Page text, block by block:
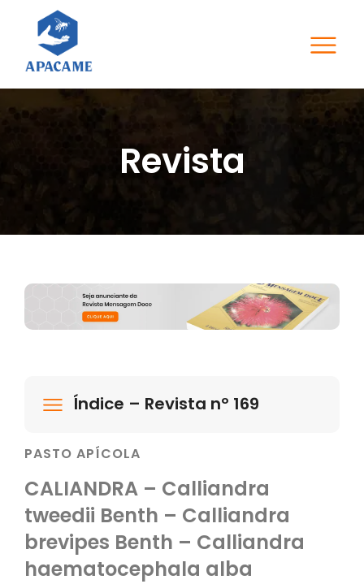
Revista
Índice – Revista nº 169
PASTO APÍCOLA
CALIANDRA – Calliandra
tweedii Benth – Calliandra
brevipes Benth – Calliandra
haematocephala alba